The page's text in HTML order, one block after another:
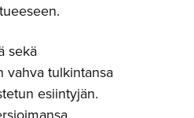
sekä
vahva tulkintansa
esiintyjän.